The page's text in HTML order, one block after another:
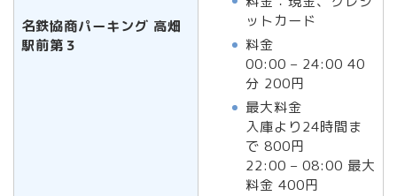
名鉄協商パーキング 高畑
駅前第３
ットカード
料金
00:00 – 24:00 40
分 200円
最大料金
入庫より24時間ま
で 800円
22:00 – 08:00 最大
料金 400円